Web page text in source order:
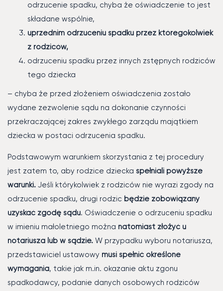
odrzucenie spadku, chyba że oświadczenie to jest
składane wspólnie,
uprzednim odrzuceniu spadku przez któregokolwiek
z rodziców,
odrzuceniu spadku przez innych zstępnych rodziców
tego dziecka
– chyba że przed złożeniem oświadczenia zostało
wydane zezwolenie sądu na dokonanie czynności
przekraczającej zakres zwykłego zarządu majątkiem
dziecka w postaci odrzucenia spadku.
Podstawowym warunkiem skorzystania z tej procedury
jest zatem to, aby rodzice dziecka spełniali powyższe
warunki. Jeśli którykolwiek z rodziców nie wyrazi zgody na
odrzucenie spadku, drugi rodzic będzie zobowiązany
uzyskać zgodę sądu. Oświadczenie o odrzuceniu spadku
w imieniu małoletniego można natomiast złożyć u
notariusza lub w sądzie. W przypadku wyboru notariusza,
przedstawiciel ustawowy musi spełnić określone
wymagania, takie jak m.in. okazanie aktu zgonu
spadkodawcy, podanie danych osobowych rodziców